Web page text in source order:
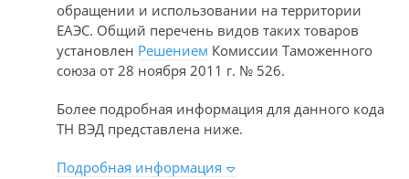
обращении и использовании на территории
ЕАЭС. Общий перечень видов таких товаров
установлен Решением Комиссии Таможенного
союза от 28 ноября 2011 г. № 526.
Более подробная информация для данного кода
ТН ВЭД представлена ниже.
Подробная информация